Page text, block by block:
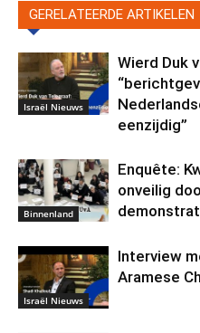
GERELATEERDE ARTIKELEN
Israël Nieuws
Wierd Duk
eenzijdig”
Binnenland
Enquête:
onveilig
Israël Nieuws
Interview
Aramese